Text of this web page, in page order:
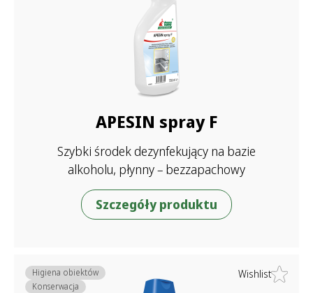
APESIN spray F
Szybki środek dezynfekujący na bazie
alkoholu, płynny – bezzapachowy
Szczegóły produktu
Wishlist
Higiena obiektów
Konserwacja